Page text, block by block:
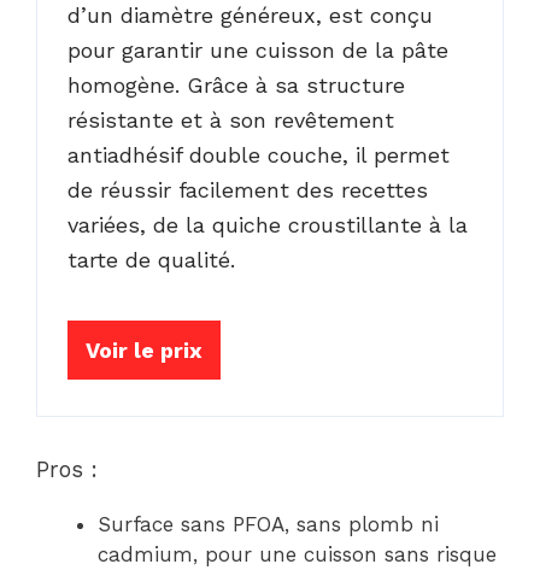
d’un diamètre généreux, est conçu
pour garantir une cuisson de la pâte
homogène. Grâce à sa structure
résistante et à son revêtement
antiadhésif double couche, il permet
de réussir facilement des recettes
variées, de la quiche croustillante à la
tarte de qualité.
Voir le prix
Pros :
Surface sans PFOA, sans plomb ni
cadmium, pour une cuisson sans risque